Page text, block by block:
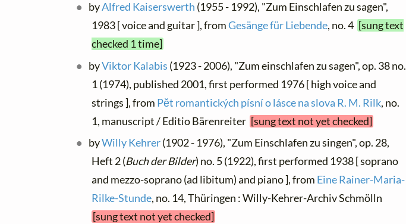
byAlfred Kaiserswerth (1955 - 1992), "Zum Einschlafen zu sagen",
1983 [ voice and guitar ], fromGesänge für Liebende, no. 4 [sung text
checked 1 time]
byViktor Kalabis (1923 - 2006), "Zum einschlafen zu sagen", op. 38 no.
1 (1974), published 2001, first performed 1976 [ high voice and
strings ], from Pět romantických písní o lásce na slova R. M. Rilk, no.
1, manuscript / Editio Bärenreiter [sung text not yet checked]
byWilly Kehrer(1902 - 1976), "Zum Einschlafen zu singen", op. 28,
Heft 2 (Buch der Bilder) no. 5 (1922), first performed 1938 [ soprano
and mezzo-soprano (ad libitum) and piano ], from Eine Rainer-Maria-
Rilke-Stunde, no. 14, Thüringen : Willy-Kehrer-Archiv Schmölln
[sung text not yet checked]